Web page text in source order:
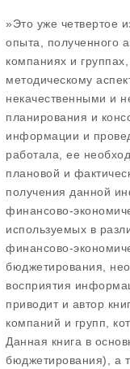
»Это уже четвертое
опыта, полученного
компаниях и
методическому
некачественными и
планирования и
информации и
работала, ее
плановой и
получения данной
финансово-
используемых в
финансово-
бюджетирования,
восприятия
приводит и автор
компаний и групп,
Данная книга в
бюджетирования), а